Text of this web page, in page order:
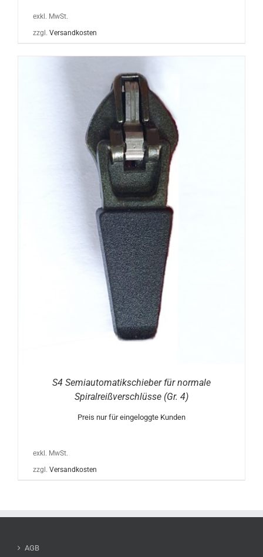
exkl. MwSt.
zzgl. Versandkosten
S4 Semiautomatikschieber für normale
Spiralreißverschlüsse (Gr. 4)
Preis nur für eingeloggte Kunden
exkl. MwSt.
zzgl. Versandkosten
AGB